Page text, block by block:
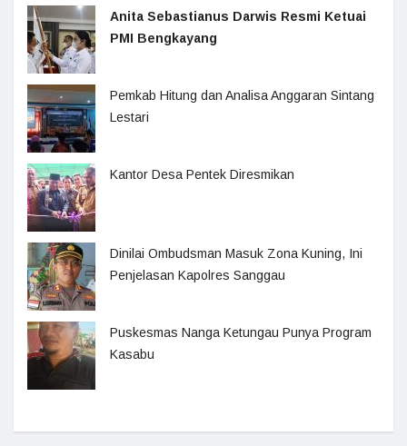
Anita Sebastianus Darwis Resmi Ketuai
PMI Bengkayang
Pemkab Hitung dan Analisa Anggaran Sintang
Lestari
Kantor Desa Pentek Diresmikan
Dinilai Ombudsman Masuk Zona Kuning, Ini
Penjelasan Kapolres Sanggau
Puskesmas Nanga Ketungau Punya Program
Kasabu